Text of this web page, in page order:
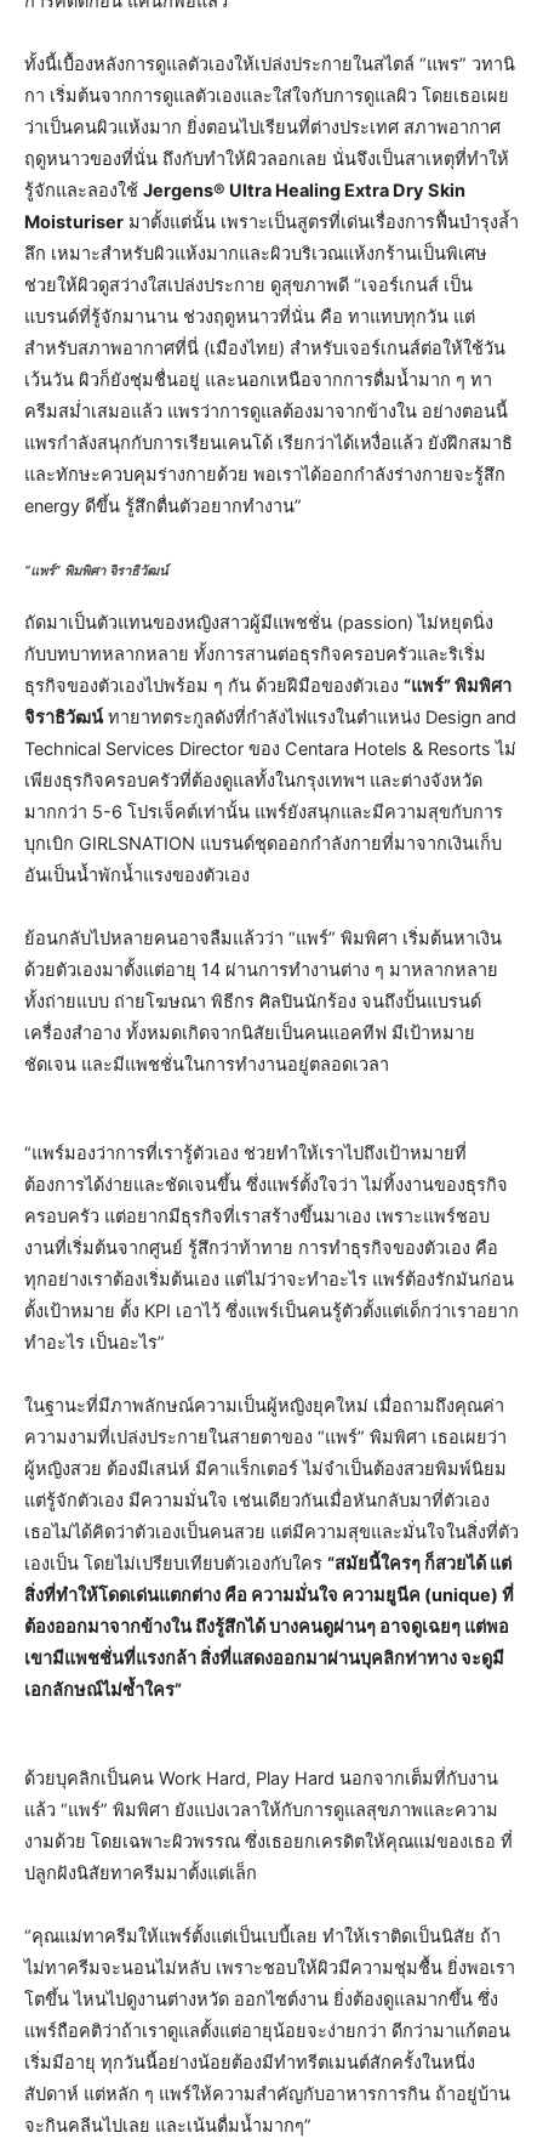
ทั้งนี้เบื้องหลังการดูแลตัวเองให้เปล่งประกายในสไตล์ “แพร” วทานิ
กา เริ่มต้นจากการดูแลตัวเองและใส่ใจกับการดูแลผิว โดยเธอเผย
ว่าเป็นคนผิวแห้งมาก ยิ่งตอนไปเรียนที่ต่างประเทศ สภาพอากาศ
ฤดูหนาวของที่นั่น ถึงกับทำให้ผิวลอกเลย นั่นจึงเป็นสาเหตุที่ทำให้
รู้จักและลองใช้ Jergens® Ultra Healing Extra Dry Skin
Moisturiser มาตั้งแต่นั้น เพราะเป็นสูตรที่เด่นเรื่องการฟื้นบำรุงล้ำ
ลึก เหมาะสำหรับผิวแห้งมากและผิวบริเวณแห้งกร้านเป็นพิเศษ
ช่วยให้ผิวดูสว่างใสเปล่งประกาย ดูสุขภาพดี “เจอร์เกนส์ เป็น
แบรนด์ที่รู้จักมานาน ช่วงฤดูหนาวที่นั่น คือ ทาแทบทุกวัน แต่
สำหรับสภาพอากาศที่นี่ (เมืองไทย) สำหรับเจอร์เกนส์ต่อให้ใช้วัน
เว้นวัน ผิวก็ยังชุ่มชื่นอยู่ และนอกเหนือจากการดื่มน้ำมาก ๆ ทา
ครีมสม่ำเสมอแล้ว แพรว่าการดูแลต้องมาจากข้างใน อย่างตอนนี้
แพรกำลังสนุกกับการเรียนเคนโด้ เรียกว่าได้เหงื่อแล้ว ยังฝึกสมาธิ
และทักษะควบคุมร่างกายด้วย พอเราได้ออกกำลังร่างกายจะรู้สึก
energy ดีขึ้น รู้สึกตื่นตัวอยากทำงาน”
“แพร์” พิมพิศา จิราธิวัฒน์
ถัดมาเป็นตัวแทนของหญิงสาวผู้มีแพชชั่น (passion) ไม่หยุดนิ่ง
กับบทบาทหลากหลาย ทั้งการสานต่อธุรกิจครอบครัวและริเริ่ม
ธุรกิจของตัวเองไปพร้อม ๆ กัน ด้วยฝีมือของตัวเอง “แพร์” พิมพิศา
จิราธิวัฒน์ ทายาทตระกูลดังที่กำลังไฟแรงในตำแหน่ง Design and
Technical Services Director ของ Centara Hotels & Resorts ไม่
เพียงธุรกิจครอบครัวที่ต้องดูแลทั้งในกรุงเทพฯ และต่างจังหวัด
มากกว่า 5-6 โปรเจ็คต์เท่านั้น แพร์ยังสนุกและมีความสุขกับการ
บุกเบิก GIRLSNATION แบรนด์ชุดออกกำลังกายที่มาจากเงินเก็บ
อันเป็นน้ำพักน้ำแรงของตัวเอง
ย้อนกลับไปหลายคนอาจลืมแล้วว่า “แพร์” พิมพิศา เริ่มต้นหาเงิน
ด้วยตัวเองมาตั้งแต่อายุ 14 ผ่านการทำงานต่าง ๆ มาหลากหลาย
ทั้งถ่ายแบบ ถ่ายโฆษณา พิธีกร ศิลปินนักร้อง จนถึงปั้นแบรนด์
เครื่องสำอาง ทั้งหมดเกิดจากนิสัยเป็นคนแอคทีฟ มีเป้าหมาย
ชัดเจน และมีแพชชั่นในการทำงานอยู่ตลอดเวลา
“แพร์มองว่าการที่เรารู้ตัวเอง ช่วยทำให้เราไปถึงเป้าหมายที่
ต้องการได้ง่ายและชัดเจนขึ้น ซึ่งแพร์ตั้งใจว่า ไม่ทิ้งงานของธุรกิจ
ครอบครัว แต่อยากมีธุรกิจที่เราสร้างขึ้นมาเอง เพราะแพร์ชอบ
งานที่เริ่มต้นจากศูนย์ รู้สึกว่าท้าทาย การทำธุรกิจของตัวเอง คือ
ทุกอย่างเราต้องเริ่มต้นเอง แต่ไม่ว่าจะทำอะไร แพร์ต้องรักมันก่อน
ตั้งเป้าหมาย ตั้ง KPI เอาไว้ ซึ่งแพร์เป็นคนรู้ตัวตั้งแต่เด็กว่าเราอยาก
ทำอะไร เป็นอะไร”
ในฐานะที่มีภาพลักษณ์ความเป็นผู้หญิงยุคใหม่ เมื่อถามถึงคุณค่า
ความงามที่เปล่งประกายในสายตาของ “แพร์” พิมพิศา เธอเผยว่า
ผู้หญิงสวย ต้องมีเสน่ห์ มีคาแร็กเตอร์ ไม่จำเป็นต้องสวยพิมพ์นิยม
แต่รู้จักตัวเอง มีความมั่นใจ เช่นเดียวกันเมื่อหันกลับมาที่ตัวเอง
เธอไม่ได้คิดว่าตัวเองเป็นคนสวย แต่มีความสุขและมั่นใจในสิ่งที่ตัว
เองเป็น โดยไม่เปรียบเทียบตัวเองกับใคร “สมัยนี้ใครๆ ก็สวยได้ แต่
สิ่งที่ทำให้โดดเด่นแตกต่าง คือ ความมั่นใจ ความยูนีค (unique) ที่
ต้องออกมาจากข้างใน ถึงรู้สึกได้ บางคนดูผ่านๆ อาจดูเฉยๆ แต่พอ
เขามีแพชชั่นที่แรงกล้า สิ่งที่แสดงออกมาผ่านบุคลิกท่าทาง จะดูมี
เอกลักษณ์ไม่ซ้ำใคร”
ด้วยบุคลิกเป็นคน Work Hard, Play Hard นอกจากเต็มที่กับงาน
แล้ว “แพร์” พิมพิศา ยังแบ่งเวลาให้กับการดูแลสุขภาพและความ
งามด้วย โดยเฉพาะผิวพรรณ ซึ่งเธอยกเครดิตให้คุณแม่ของเธอ ที่
ปลูกฝังนิสัยทาครีมมาตั้งแต่เล็ก
“คุณแม่ทาครีมให้แพร์ตั้งแต่เป็นเบบี้เลย ทำให้เราติดเป็นนิสัย ถ้า
ไม่ทาครีมจะนอนไม่หลับ เพราะชอบให้ผิวมีความชุ่มชื้น ยิ่งพอเรา
โตขึ้น ไหนไปดูงานต่างหวัด ออกไซต์งาน ยิ่งต้องดูแลมากขึ้น ซึ่ง
แพร์ถือคติว่าถ้าเราดูแลตั้งแต่อายุน้อยจะง่ายกว่า ดีกว่ามาแก้ตอน
เริ่มมีอายุ ทุกวันนี้อย่างน้อยต้องมีทำทรีตเมนต์สักครั้งในหนึ่ง
สัปดาห์ แต่หลัก ๆ แพร์ให้ความสำคัญกับอาหารการกิน ถ้าอยู่บ้าน
จะกินคลีนไปเลย และเน้นดื่มน้ำมากๆ”